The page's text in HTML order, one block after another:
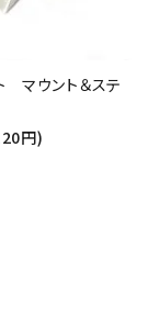
マウント＆ステ
円)